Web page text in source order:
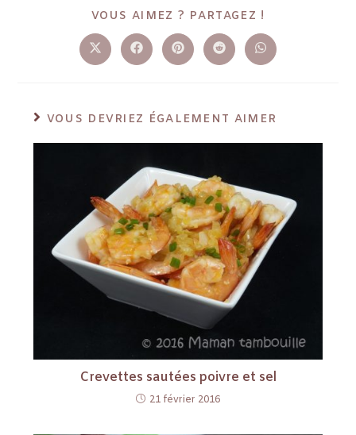
VOUS AIMEZ ? PARTAGEZ !
VOUS DEVRIEZ ÉGALEMENT AIMER
Crevettes sautées poivre et sel
21 février 2016